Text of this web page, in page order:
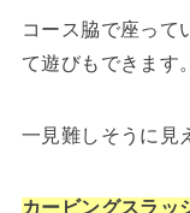
コース脇で座って
て遊びもできます。
一見難しそうに見
カービングスラッ